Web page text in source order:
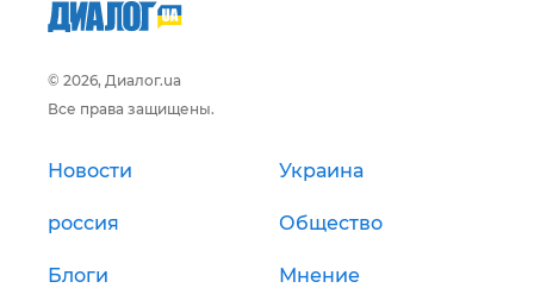
© 2026, Диалог.ua
Все права защищены.
Новости Украина
россия Общество
Блоги Мнение